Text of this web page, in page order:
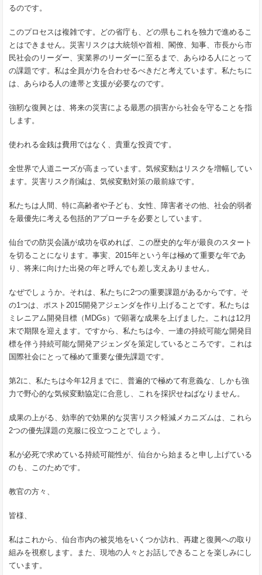
るのです。
このプロセスは複雑です。どの省庁も、どの県もこれを独力で進めるこ
とはできません。災害リスクは大統領や首相、閣僚、知事、市長から市
民社会のリーダー、実業界のリーダーに至るまで、あらゆる人にとって
の課題です。私は全員が力を合わせるべきだと考えています。私たちに
は、あらゆる人の連帯と支援が必要なのです。
強靭な復興とは、将来の災害による最悪の損害から社会を守ることを指
します。
使われる金銭は費用ではなく、貴重な投資です。
全世界で人道ニーズが高まっています。気候変動はリスクを増幅してい
ます。災害リスク削減は、気候変動対策の最前線です。
私たちは人間、特に高齢者や子ども、女性、障害者その他、社会的弱者
を最優先に考える包括的アプローチを必要としています。
仙台での防災会議が成功を収めれば、この歴史的な年が最良のスタート
を切ることになります。事実、2015年という年は極めて重要な年であ
り、将来に向けた出発の年と呼んでも差し支えありません。
なぜでしょうか。それは、私たちに2つの重要課題があるからです。そ
の1つは、ポスト2015開発アジェンダを作り上げることです。私たちは
ミレニアム開発目標（MDGs）で顕著な成果を上げました。これは12月
末で期限を迎えます。ですから、私たちは今、一連の持続可能な開発目
標を伴う持続可能な開発アジェンダを策定しているところです。これは
国際社会にとって極めて重要な優先課題です。
第2に、私たちは今年12月までに、普遍的で極めて有意義な、しかも強
力で野心的な気候変動協定に合意し、これを採択せねばなりません。
成果の上がる、効率的で効果的な災害リスク軽減メカニズムは、これら
2つの優先課題の克服に役立つことでしょう。
私が必死で求めている持続可能性が、仙台から始まると申し上げている
のも、このためです。
教官の方々、
皆様、
私はこれから、仙台市内の被災地をいくつか訪れ、再建と復興への取り
組みを視察します。また、現地の人々とお話しできることを楽しみにし
ています。